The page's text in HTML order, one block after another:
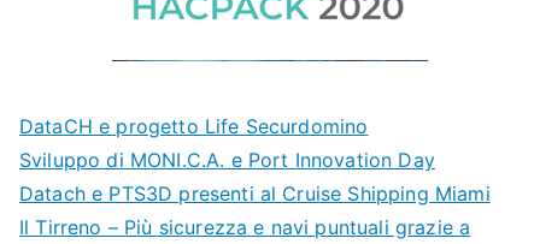
DataCH e progetto Life Securdomino
Sviluppo di MONI.C.A. e Port Innovation Day
Datach e PTS3D presenti al Cruise Shipping Miami
Il Tirreno – Più sicurezza e navi puntuali grazie a